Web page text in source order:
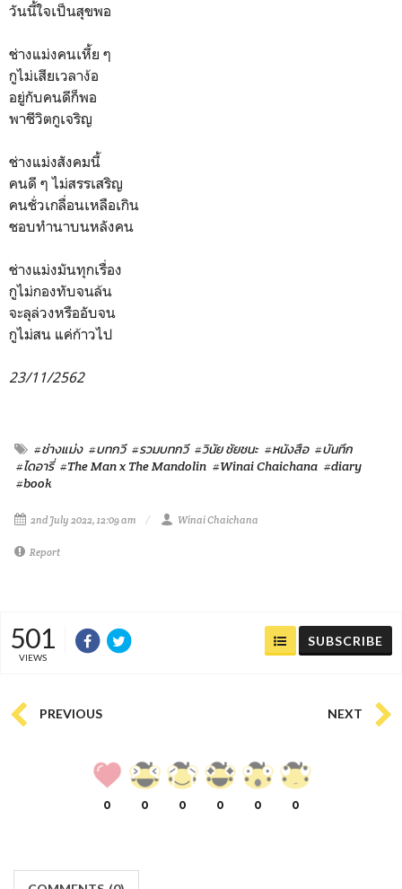
วันนี้ใจเป็นสุขพอ
ช่างแม่งคนเหี้ย ๆ
กูไม่เสียเวลาง้อ
อยู่กับคนดีก็พอ
พาชีวิตกูเจริญ
ช่างแม่งสังคมนี้
คนดี ๆ ไม่สรรเสริญ
คนชั่วเกลื่อนเหลือเกิน
ชอบทำนาบนหลังคน
ช่างแม่งมันทุกเรื่อง
กูไม่กองทับจนล้น
จะลุล่วงหรืออับจน
กูไม่สน แค่ก้าวไป
23/11/2562
#ช่างแม่ง #บทกวี #รวมบทกวี #วินัย ชัยชนะ #หนังสือ #บันทึก
#ไดอารี่ #The Man x The Mandolin #Winai Chaichana #diary
#book
2nd July 2022, 12:09 am Winai Chaichana
Report
501
VIEWS
SUBSCRIBE
PREVIOUS NEXT
0 0 0 0 0 0